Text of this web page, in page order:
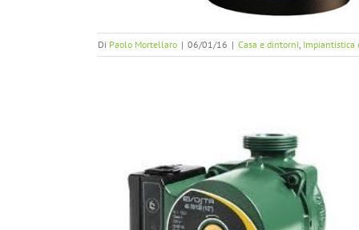
Di Paolo Mortellaro | 06/01/16 | Casa e dintorni, Impiantistica